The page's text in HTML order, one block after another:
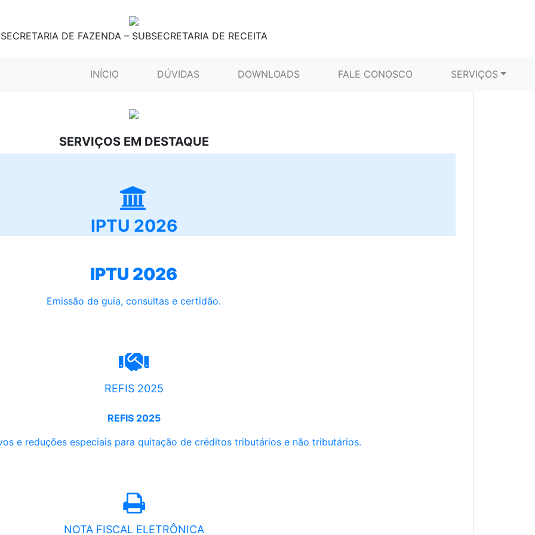
SECRETARIA DE FAZENDA – SUBSECRETARIA DE RECEITA
INÍCIO (CURRENT)DÚVIDAS DOWNLOADS FALE CONOSCO SERVIÇOS
SERVIÇOS EM DESTAQUE
IPTU 2026
IPTU 2026
Emissão de guia, consultas e certidão.
REFIS 2025
REFIS 2025
e reduções especiais para quitação de créditos tributários e não tributários.
NOTA FISCAL ELETRÔNICA